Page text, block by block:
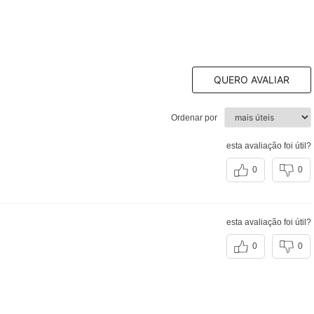
QUERO AVALIAR
Ordenar por
esta avaliação foi útil?
0 0
esta avaliação foi útil?
0 0